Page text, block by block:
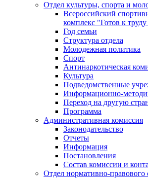
Отдел культуры, спорта и
Всероссийский
комплекс "Готов к
Год семьи
Структура отдела
Молодежная политика
Спорт
Антинаркотическая
Культура
Подведомственные
Информационно-
Переход на другую
Программа
Административная комиссия
Законодательство
Отчеты
Информация
Постановления
Состав комиссии и
Отдел нормативно-правового